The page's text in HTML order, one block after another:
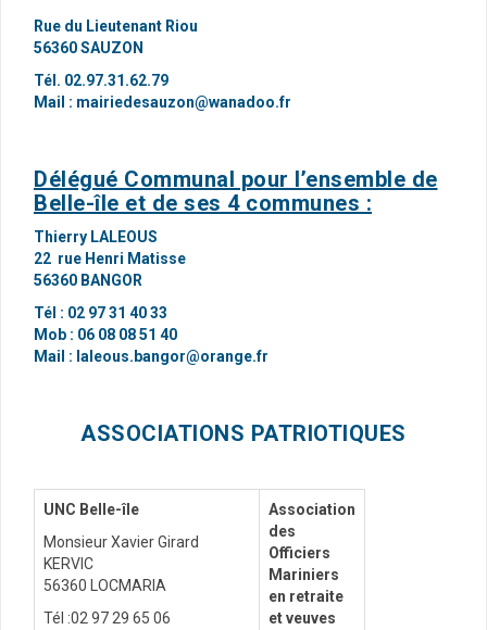
Rue du Lieutenant Riou
56360 SAUZON
Tél. 02.97.31.62.79
Mail : mairiedesauzon@wanadoo.fr
Délégué Communal pour l’ensemble de
Belle-île et de ses 4 communes :
Thierry LALEOUS
22 rue Henri Matisse
56360 BANGOR
Tél : 02 97 31 40 33
Mob : 06 08 08 51 40
Mail : laleous.bangor@orange.fr
ASSOCIATIONS PATRIOTIQUES
UNC Belle-île
Monsieur Xavier Girard
KERVIC
56360 LOCMARIA
Tél :02 97 29 65 06
Association
des
Officiers
Mariniers
en retraite
et veuves